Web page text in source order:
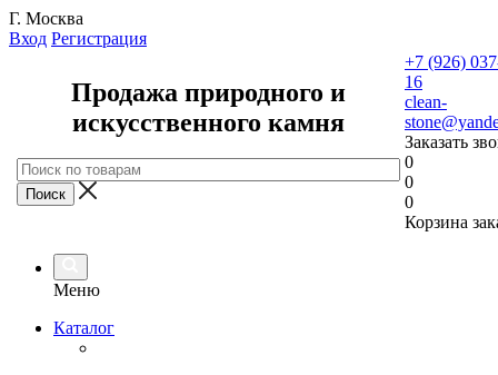
Г. Москва
Вход Регистрация
Продажа природного и
искусственного камня
+7 (926)
16
clean-
Заказать
0
0
0
Корзина
Меню
Каталог